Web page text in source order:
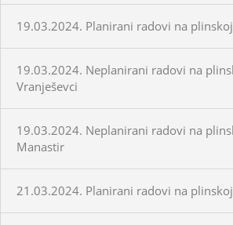
19.03.2024. Planirani radovi na
19.03.2024. Neplanirani radovi na
Vranješevci
19.03.2024. Neplanirani radovi na
Manastir
21.03.2024. Planirani radovi na